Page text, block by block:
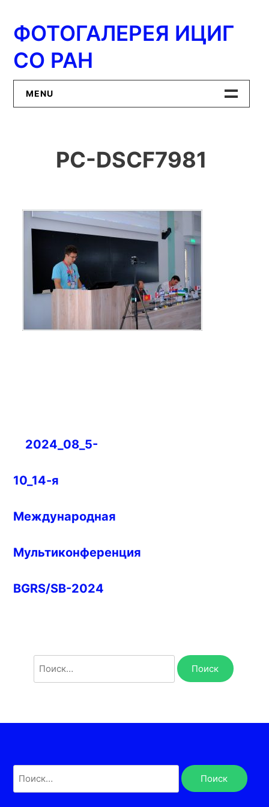
содержимому
ФОТОГАЛЕРЕЯ ИЦИГ
СО РАН
MENU
ИЦиГ СО РАН
PC-DSCF7981
Навигация
записям
2024_08_5-
10_14-я
Международная
Мультиконференция
BGRS/SB-2024
Найти: